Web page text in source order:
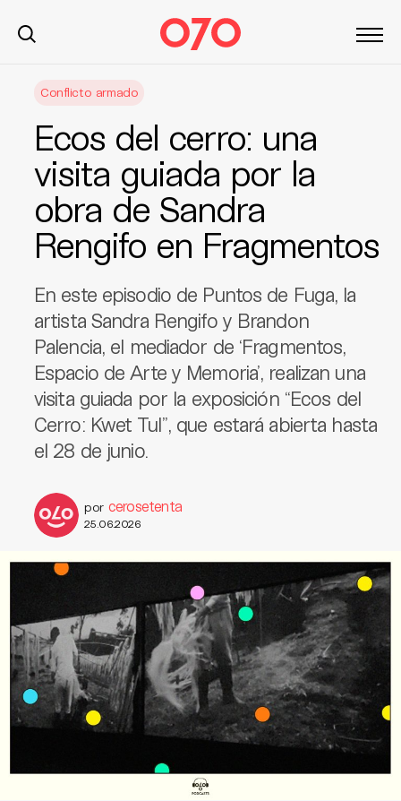
Conflicto armado
Ecos del cerro: una
visita guiada por la
obra de Sandra
Rengifo en Fragmentos
En este episodio de Puntos de Fuga, la
artista Sandra Rengifo y Brandon
Palencia, el mediador de ‘Fragmentos,
Espacio de Arte y Memoria’, realizan una
visita guiada por la exposición “Ecos del
Cerro: Kwet Tul”, que estará abierta hasta
el 28 de junio.
por cerosetenta
25.06.2026